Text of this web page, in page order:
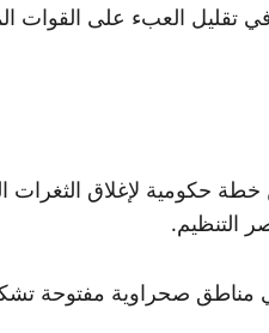
تقليل العبء على القوات